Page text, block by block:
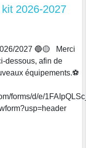
2026-2027
2027 🔵🟡 Merci
dessous, afin de
équipements.⚽
forms/d/e/